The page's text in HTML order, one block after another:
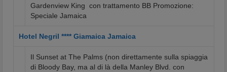
Gardenview King con trattamento BB Promozione:
Speciale Jamaica
Hotel Negril **** Giamaica Jamaica
Il Sunset at The Palms (non direttamente sulla spiaggia
di Bloody Bay, ma al di là della Manley Blvd. con